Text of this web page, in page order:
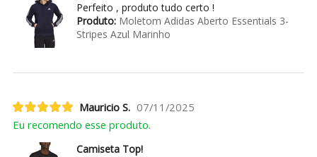
Perfeito , produto tudo certo !
Produto:Moletom Adidas Aberto Essentials 3-
Stripes Azul Marinho
Mauricio S. 07/11/2025
Eu recomendo esse produto.
Camiseta Top!